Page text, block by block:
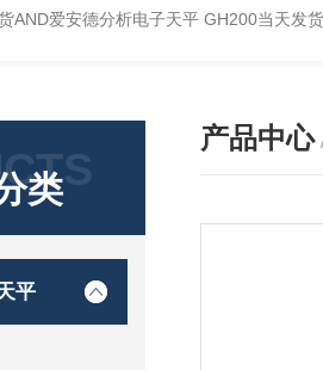
AND爱安德分析电子天平 GH200当天发
类
平
产品中心